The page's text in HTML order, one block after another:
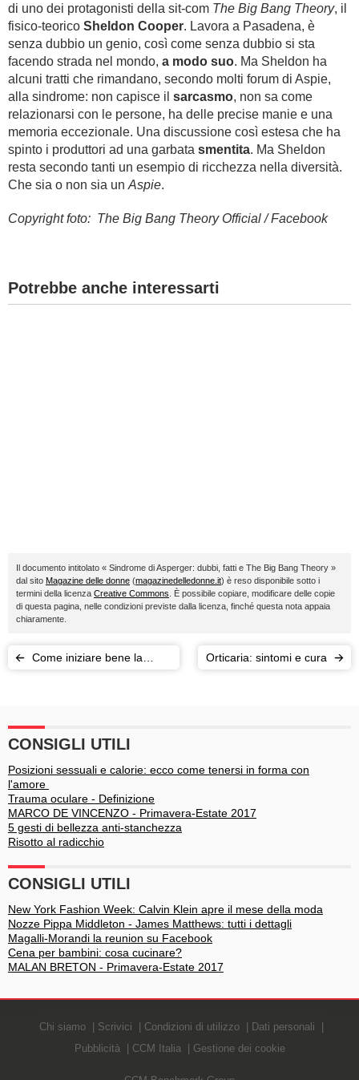
di uno dei protagonisti della sit-com The Big Bang Theory, il
fisico-teorico Sheldon Cooper. Lavora a Pasadena, è
senza dubbio un genio, così come senza dubbio si sta
facendo strada nel mondo, a modo suo. Ma Sheldon ha
alcuni tratti che rimandano, secondo molti forum di Aspie,
alla sindrome: non capisce il sarcasmo, non sa come
relazionarsi con le persone, ha delle precise manie e una
memoria eccezionale. Una discussione così estesa che ha
spinto i produttori ad una garbata smentita. Ma Sheldon
resta secondo tanti un esempio di ricchezza nella diversità.
Che sia o non sia un Aspie.
Copyright foto: The Big Bang Theory Official / Facebook
Potrebbe anche interessarti
Il documento intitolato « Sindrome di Asperger: dubbi, fatti e The Big Bang Theory »
dal sito Magazine delle donne (magazinedelledonne.it) è reso disponibile sotto i
termini della licenza Creative Commons . È possibile copiare, modificare delle copie
di questa pagina, nelle condizioni previste dalla licenza, finché questa nota appaia
chiaramente.
Come iniziare bene la
Orticaria: sintomi e cura
CONSIGLI UTILI
Posizioni sessuali e calorie: ecco come tenersi in forma con
l'amore
Trauma oculare - Definizione
MARCO DE VINCENZO - Primavera-Estate 2017
5 gesti di bellezza anti-stanchezza
Risotto al radicchio
CONSIGLI UTILI
New York Fashion Week: Calvin Klein apre il mese della moda
Nozze Pippa Middleton - James Matthews: tutti i dettagli
Magalli-Morandi la reunion su Facebook
Cena per bambini: cosa cucinare?
MALAN BRETON - Primavera-Estate 2017
Chi siamo Scrivici Condizioni di utilizzo
Dati personali
Pubblicità
CCM Italia Gestione dei cookie